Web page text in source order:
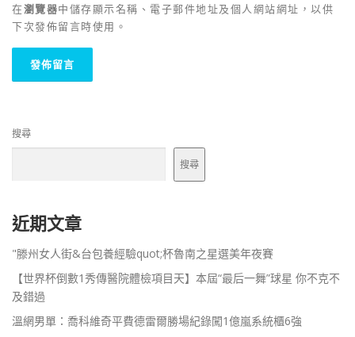
在瀏覽器中儲存顯示名稱、電子郵件地址及個人網站網址，以供
下次發佈留言時使用。
搜尋
搜尋
近期文章
"滕州女人街&台包養經驗quot;杯魯南之星選美年夜賽
【世界杯倒數1秀傳醫院體檢項目天】本屆“最后一舞”球星 你不克不
及錯過
溫網男單：喬科維奇平費德雷爾勝場紀錄闖1億嵐系統櫃6強